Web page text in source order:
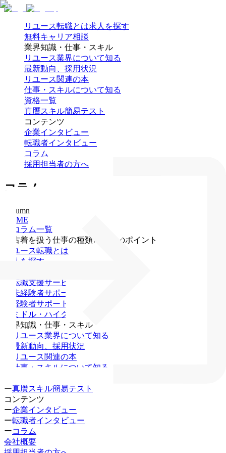
リユース転職とは求人を探す
無料キャリア相談
業界知識・仕事・スキル
リユース業界について知る
最新動向、採用状況
リユース関連の本
仕事・スキルについて知る
資格一覧
真贋スキル簡易テスト
コンテンツ
企業インタビュー
転職者インタビュー
コラム
採用担当者の方へ
コラム
Column
HOME
コラム一覧
古着を扱う仕事の種類と転職のポイント
リユース転職とは
求人を探す
転職支援サービス
未経験者サポート
経験者サポート
ミドル・ハイクラス
業界知識・仕事・スキル
リユース業界について知る
最新動向、採用状況
リユース関連の本
仕事・スキルについて知る
ー真贋スキル簡易テスト
コンテンツ
ー企業インタビュー
ー転職者インタビュー
ーコラム
会社概要